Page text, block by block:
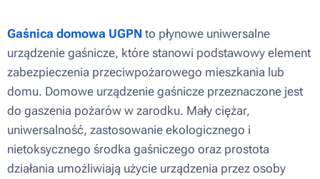
Gaśnica domowa UGPN to płynowe uniwersalne
urządzenie gaśnicze, które stanowi podstawowy element
zabezpieczenia przeciwpożarowego mieszkania lub
domu. Domowe urządzenie gaśnicze przeznaczone jest
do gaszenia pożarów w zarodku. Mały ciężar,
uniwersalność, zastosowanie ekologicznego i
nietoksycznego środka gaśniczego oraz prostota
działania umożliwiają użycie urządzenia przez osoby